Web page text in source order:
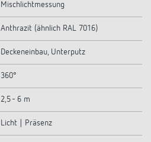
Mischlichtmessung
Anthrazit (ähnlich RAL 7016)
Deckeneinbau, Unterputz
360°
2,5 - 6 m
Licht | Präsenz